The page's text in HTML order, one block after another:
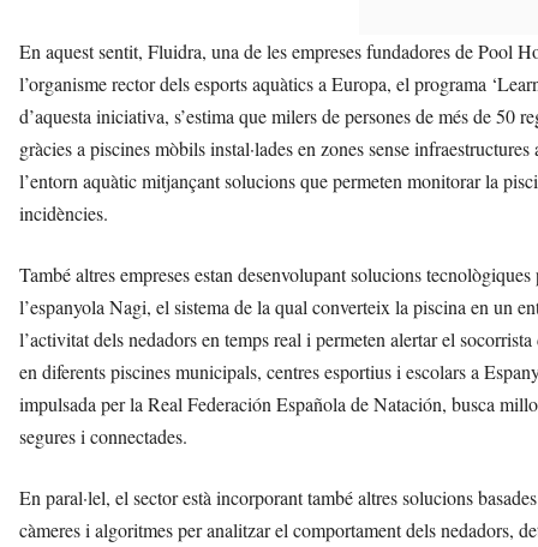
En aquest sentit, Fluidra, una de les empreses fundadores de Pool
l’organisme rector dels esports aquàtics a Europa, el programa
d’aquesta iniciativa, s’estima que milers de persones de més de 50
gràcies a piscines mòbils instal·lades en zones sense
l’entorn aquàtic mitjançant solucions que permeten monitorar la
incidències.
També altres empreses estan desenvolupant solucions
l’espanyola Nagi, el sistema de la qual converteix la piscina en un
l’activitat dels nedadors en temps real i permeten alertar el
en diferents piscines municipals, centres esportius i escolars a
impulsada per la Real Federación Española de Natación, busca
segures i connectades.
En paral·lel, el sector està incorporant també altres solucions
càmeres i algoritmes per analitzar el comportament dels nedadors,